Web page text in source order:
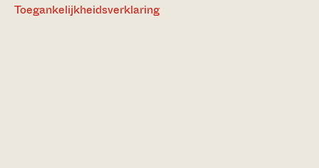
Toegankelijkheidsverklaring